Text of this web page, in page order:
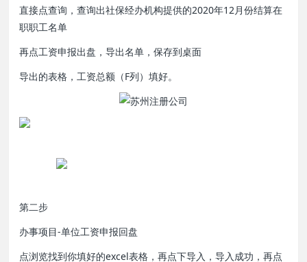
直接点查询，查询出社保经办机构提供的2020年12月份结算在
职职工名单
再点工资申报出盘，导出名单，保存到桌面
导出的表格，工资总额（F列）填好。
软件
第二步
办事项目-单位工资申报回盘
点浏览找到你填好的excel表格，再点下导入，导入成功，再点